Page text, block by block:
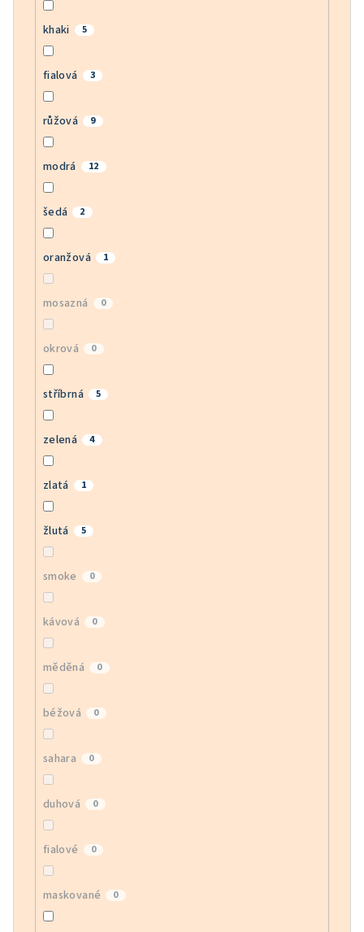
khaki 5
fialová 3
růžová 9
modrá 12
šedá 2
oranžová 1
mosazná 0
okrová 0
stříbrná 5
zelená 4
zlatá 1
žlutá 5
smoke 0
kávová 0
měděná 0
béžová 0
sahara 0
duhová 0
fialové 0
maskované 0